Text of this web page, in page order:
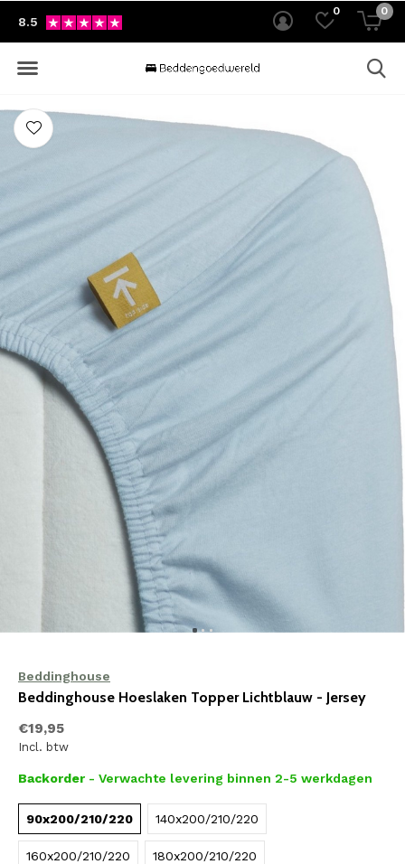
0 0
8.5
Beddinghouse
Beddinghouse Hoeslaken Topper Lichtblauw - Jersey
€19,95
Incl. btw
Backorder - Verwachte levering binnen 2-5 werkdagen
90x200/210/220 140x200/210/220
160x200/210/220 180x200/210/220